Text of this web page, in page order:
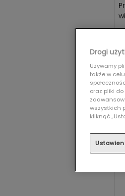
Drogi
Używamy
także w
oraz pliki
wszystkich
kliknąć